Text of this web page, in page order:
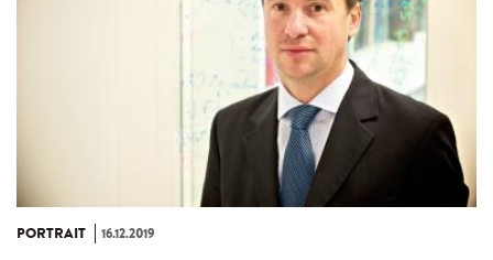
PORTRAIT 16.12.2019